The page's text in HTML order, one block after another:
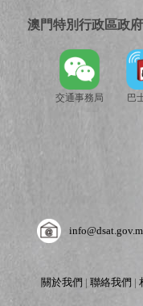
澳門特別行政區政
交通事務局 巴
關於我們 |聯絡我們 |